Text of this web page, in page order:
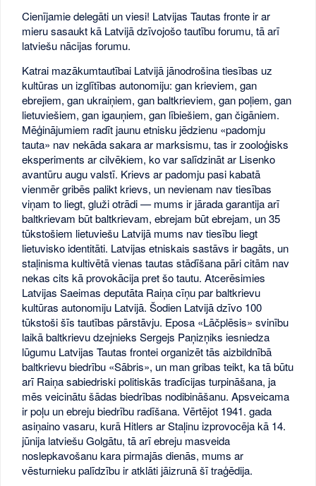
Cienījamie delegāti un viesi! Latvijas Tautas fronte ir ar
mieru sasaukt kā Latvijā dzīvojošo tautību forumu, tā arī
latviešu nācijas forumu.
Katrai mazākumtautībai Latvijā jānodrošina tiesības uz
kultūras un izglītības autonomiju: gan krieviem, gan
ebrejiem, gan ukraiņiem, gan baltkrieviem, gan poļiem, gan
lietuviešiem, gan igauņiem, gan lībiešiem, gan čigāniem.
Mēģinājumiem radīt jaunu etnisku jēdzienu «padomju
tauta» nav nekāda sakara ar marksismu, tas ir zooloģisks
eksperiments ar cilvēkiem, ko var salīdzināt ar Lisenko
avantūru augu valstī. Krievs ar padomju pasi kabatā
vienmēr gribēs palikt krievs, un nevienam nav tiesības
viņam to liegt, gluži otrādi — mums ir jārada garantija arī
baltkrievam būt baltkrievam, ebrejam būt ebrejam, un 35
tūkstošiem lietuviešu Latvijā mums nav tiesību liegt
lietuvisko identitāti. Latvijas etniskais sastāvs ir bagāts, un
staļinisma kultivētā vienas tautas stādīšana pāri citām nav
nekas cits kā provokācija pret šo tautu. Atcerēsimies
Latvijas Saeimas deputāta Raiņa cīņu par baltkrievu
kultūras autonomiju Latvijā. Šodien Latvijā dzīvo 100
tūkstoši šīs tautības pārstāvju. Eposa «Lāčplēsis» svinību
laikā baltkrievu dzejnieks Sergejs Paņizņiks iesniedza
lūgumu Latvijas Tautas frontei organizēt tās aizbildnībā
baltkrievu biedrību «Sābris», un man gribas teikt, ka tā būtu
arī Raiņa sabiedriski politiskās tradīcijas turpināšana, ja
mēs veicinātu šādas biedrības nodibināšanu. Apsveicama
ir poļu un ebreju biedrību radīšana. Vērtējot 1941. gada
asiņaino vasaru, kurā Hitlers ar Staļinu izprovocēja kā 14.
jūnija latviešu Golgātu, tā arī ebreju masveida
noslepkavošanu kara pirmajās dienās, mums ar
vēsturnieku palīdzību ir atklāti jāizrunā šī traģēdija.